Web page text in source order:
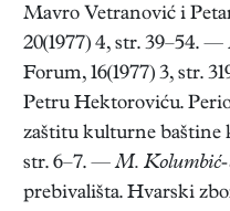
Mavro Vetranović i
20(1977) 4, str. 39–54. —
Forum, 16(1977) 3, str.
Petru Hektoroviću.
zaštitu kulturne baštine
str. 6–7. —M. Kolumbić-
prebivališta. Hvarski